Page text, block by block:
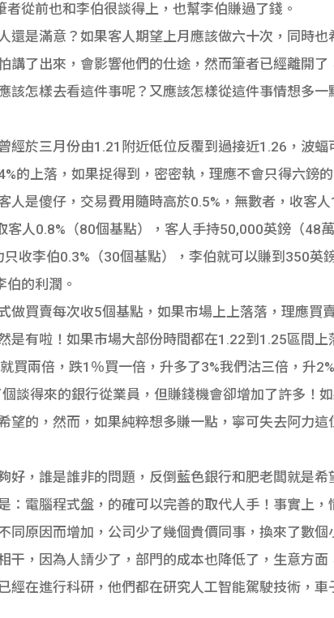
從前也和李伯很談得上，也幫李伯賺過了錢。
還是滿意？如果客人期望上月應該做六十次，同時
講了出來，會影響他們的仕途，然而筆者已經離開了
該怎樣去看這件事呢？又應該怎樣從這件事情想多一
經於三月份由1.21附近低位反覆到過接近1.26，波
的上落，如果捉得到，密密執，理應不會只得六鎊
人是傻仔，交易費用隨時高於0.5%，無數者，收客
人0.8%（80個基點），客人手持50,000英鎊（48
收李伯0.3%（30個基點），李伯就可以賺到350英
的利潤。
做買賣每次收5個基點，如果市場上上落落，理應買
是有啦！如果市場大部份時間都在1.22到1.25區間
買兩倍，跌1％買一倍，升多了3%我們沽三倍，升
談得來的銀行從業員，但賺錢機會卻增加了許多！
望的，然而，如果純粹想多賺一點，寧可失去阿力
好，誰是誰非的問題，反倒藍色銀行和肥老闆就是
：電腦程式盤，的確可以完善的取代人手！事實上
同原因而增加，公司少了幾個貴價同事，換來了數
，因為人請少了，部門的成本也降低了，生意方面
經在進行科研，他們都在研究人工智能駕駛技術，車